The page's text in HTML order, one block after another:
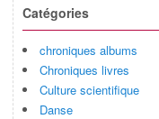
Catégories
chroniques albums
Chroniques livres
Culture scientifique
Danse